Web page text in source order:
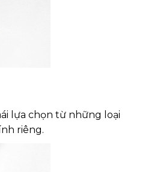
lựa chọn từ những loại
riêng.